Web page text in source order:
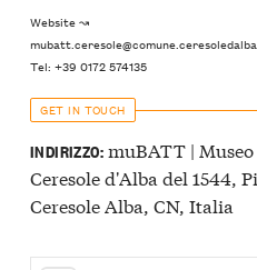
Website ↝
Tel: +39 0172 574135
GET IN TOUCH
INDIRIZZO:muBATT |
Ceresole d'Alba del 1544,
Ceresole Alba, CN, Italia